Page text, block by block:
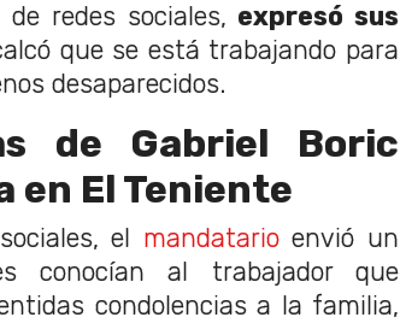
redes sociales, expresó sus
que se está trabajando para
desaparecidos.
de Gabriel Boric
en El Teniente
el mandatarioenvió un
conocían al trabajador que
condolencias a la familia,